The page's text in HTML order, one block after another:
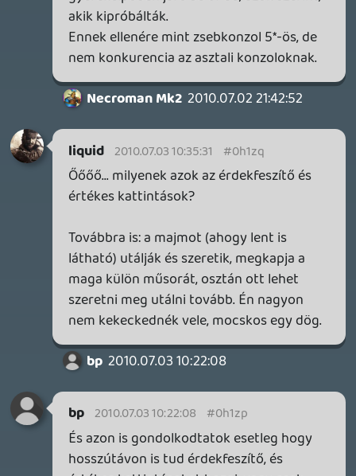
Ez a robotmajom de gáz :S
Red13 2010.07.02 20:25:34 #0h1zd
Robotmajom egy troll entitás? 😃
A Zelda bemutató tényleg nem volt egy
nagy szám, meg mondom őszintén nekem
akkor nem is tetszett, viszont amikor
kijött róla a trailer és képek már
megváltozott a helyzet. Kid Icarus ás Kirby
nálam mindent vitt, meg úgy minden ami a
N konferenciát történt. 🙂
M.Barni 2010.07.02 20:23:00 #0h1zc
Persze Miyamoto szenvedett, de mondta
hogy a kipróbálásnál nem lesz vele
probléma. És néztem videót és tényleg
nem volt vele próblémájuk a
kipróbáloknak.
Fasz@ volt !
Robotmajmot meg hagyatók benne
nyugodtan. Bírom a cinikus beoszlásait,